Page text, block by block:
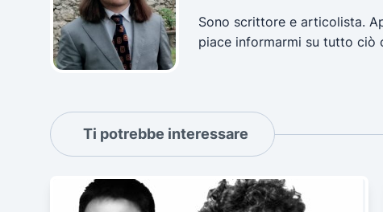
Sono scrittore e articolista.
piace informarmi su tutto ciò
Ti potrebbe interessare